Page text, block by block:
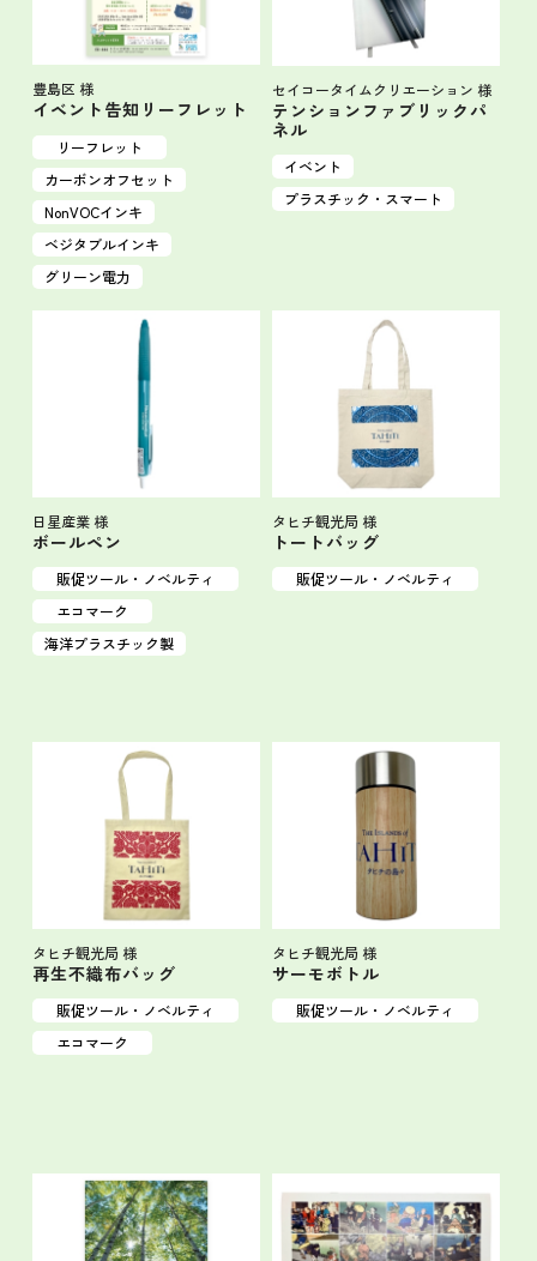
豊島区 様
イベント告知リーフレット
リーフレット
カーボンオフセット
NonVOCインキ
ベジタブルインキ
グリーン電力
セイコータイムクリエーション 様
テンションファブリックパ
ネル
イベント
プラスチック・スマート
日星産業 様
ボールペン
販促ツール・ノベルティ
エコマーク
海洋プラスチック製
タヒチ観光局 様
トートバッグ
販促ツール・ノベルティ
タヒチ観光局 様
再生不織布バッグ
販促ツール・ノベルティ
エコマーク
タヒチ観光局 様
サーモボトル
販促ツール・ノベルティ